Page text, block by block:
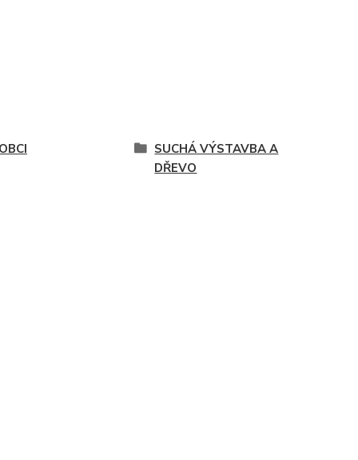
SUCHÁ VÝSTAVBA A
DŘEVO